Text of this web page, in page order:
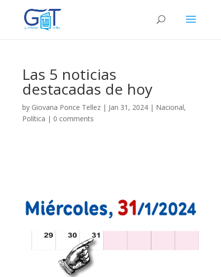
Las 5 noticias
destacadas de hoy
by Giovana Ponce Tellez| Jan 31, 2024| Nacional,
Política | 0 comments